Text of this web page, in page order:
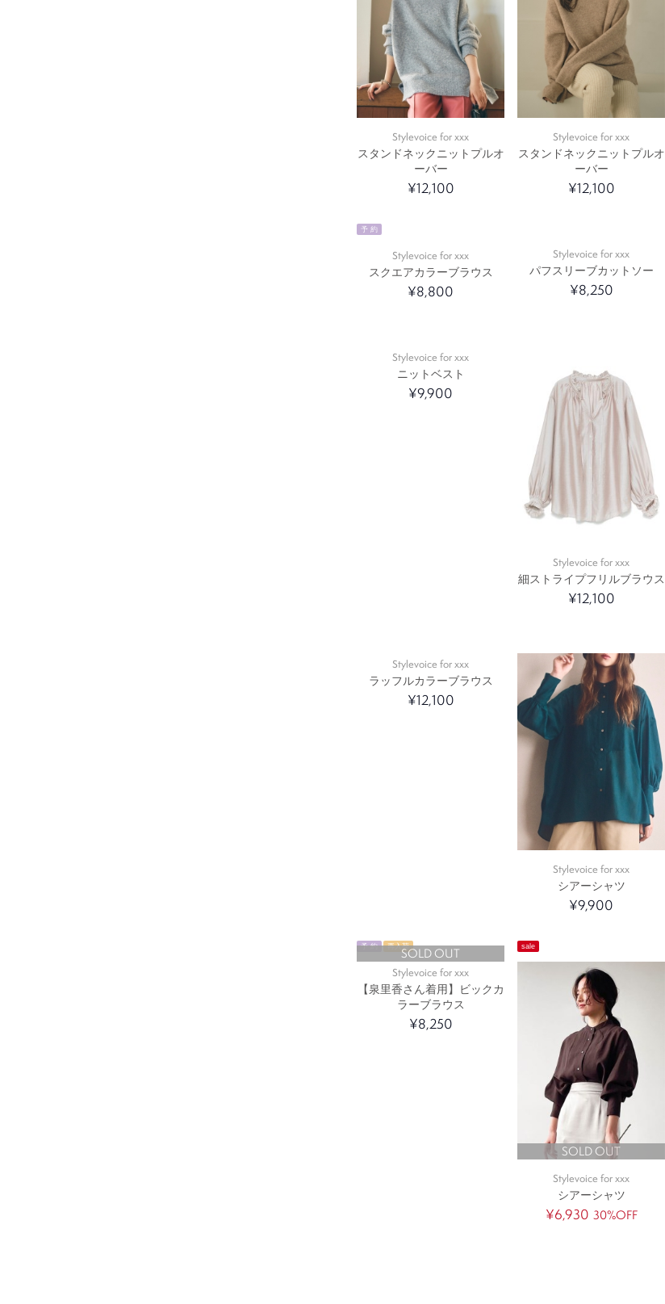
Stylevoice for xxx
スタンドネックニットプルオ
ーバー
¥12,100
Stylevoice for xxx
スタンドネックニットプルオ
ーバー
¥12,100
予 約
Stylevoice for xxx
スクエアカラーブラウス
¥8,800
Stylevoice for xxx
パフスリーブカットソー
¥8,250
Stylevoice for xxx
ニットベスト
¥9,900
Stylevoice for xxx
細ストライプフリルブラウス
¥12,100
Stylevoice for xxx
ラッフルカラーブラウス
¥12,100
Stylevoice for xxx
シアーシャツ
¥9,900
予 約 再入荷SOLD OUT
Stylevoice for xxx
【泉里香さん着用】ビックカ
ラーブラウス
¥8,250
sale
SOLD OUT
Stylevoice for xxx
シアーシャツ
¥6,930 30%OFF